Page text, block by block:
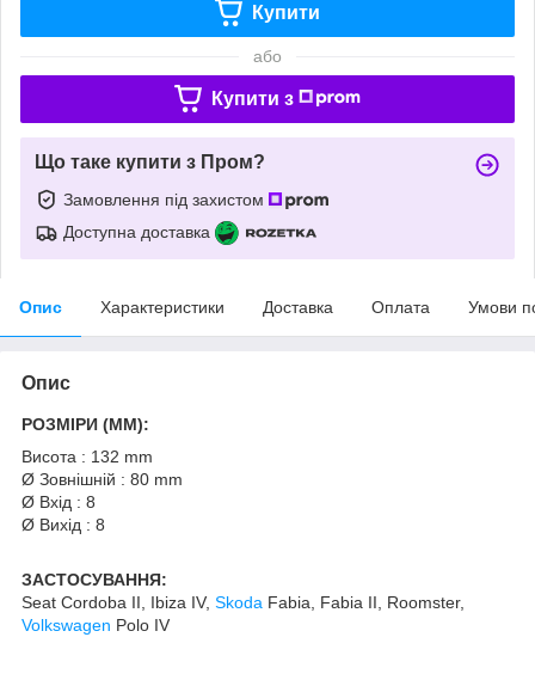
Купити
або
Купити з
Що таке купити з Пром?
Замовлення під захистом
Доступна доставка
Опис Характеристики Доставка Оплата Умови
Опис
РОЗМІРИ (MM):
Висота : 132 mm
Ø Зовнішній : 80 mm
Ø Вхід : 8
Ø Вихід : 8
ЗАСТОСУВАННЯ:
Seat Cordoba II, Ibiza IV, Skoda Fabia, Fabia II, Roomster,
Volkswagen Polo IV